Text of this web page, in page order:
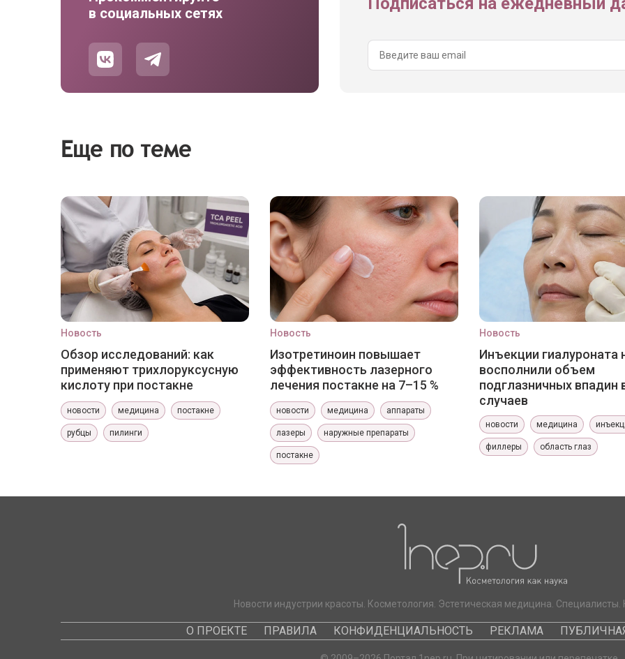
в социальных сетях
Еще по теме
Новость
Обзор исследований: как
применяют трихлоруксусную
кислоту при постакне
новости медицина постакне
рубцы пилинги
Новость
Изотретиноин повышает
эффективность лазерного
лечения постакне на 7–15 %
новости медицина аппараты
лазеры наружные препараты
постакне
Новость
Инъекции гиалуроната
восполнили объем
подглазничных впадин
случаев
новости медицина
филлеры область глаз
Новости индустрии красоты. Косметология. Эстетическая медицина.
О ПРОЕКТЕ ПРАВИЛА КОНФИДЕНЦИАЛЬНОСТЬ РЕКЛАМА